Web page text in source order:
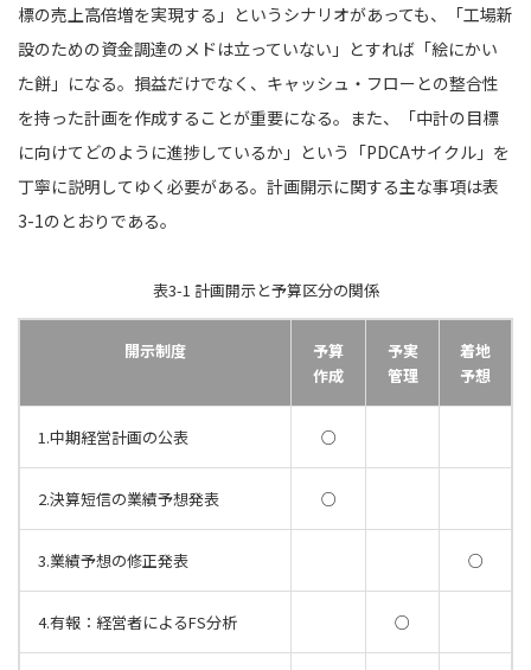
標の売上高倍増を実現する」というシナリオがあっても、「工場新
設のための資金調達のメドは立っていない」とすれば「絵にかい
た餅」になる。損益だけでなく、キャッシュ・フローとの整合性
を持った計画を作成することが重要になる。また、「中計の目標
に向けてどのように進捗しているか」という「PDCAサイクル」を
丁寧に説明してゆく必要がある。計画開示に関する主な事項は表
3-1のとおりである。
表3-1 計画開示と予算区分の関係
開示制度
予算
作成
予実
管理
着地
予想
1.中期経営計画の公表 ○
2.決算短信の業績予想発表 ○
3.業績予想の修正発表 ○
4.有報：経営者によるFS分析 ○